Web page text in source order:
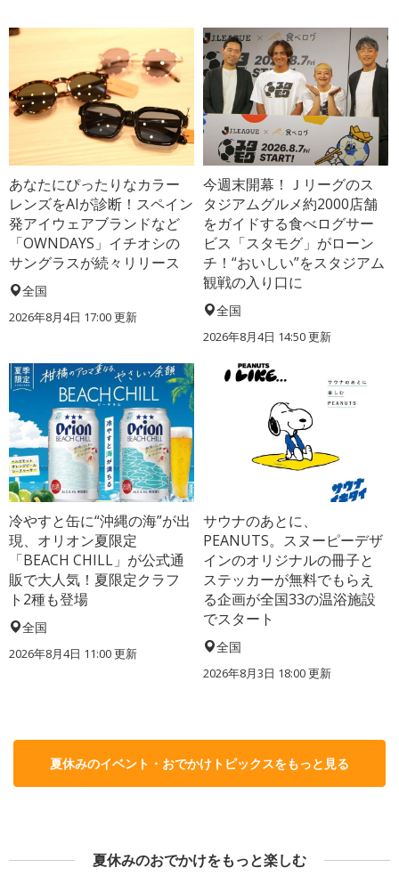
あなたにぴったりなカラー
レンズをAIが診断！スペイン
発アイウェアブランドなど
「OWNDAYS」イチオシの
サングラスが続々リリース
全国
2026年8月4日 17:00更新
今週末開幕！Ｊリーグのス
タジアムグルメ約2000店舗
をガイドする食べログサー
ビス「スタモグ」がローン
チ！“おいしい”をスタジアム
観戦の入り口に
全国
2026年8月4日 14:50更新
冷やすと缶に“沖縄の海”が出
現、オリオン夏限定
「BEACH CHILL」が公式通
販で大人気！夏限定クラフ
ト2種も登場
全国
2026年8月4日 11:00更新
サウナのあとに、
PEANUTS。スヌーピーデザ
インのオリジナルの冊子と
ステッカーが無料でもらえ
る企画が全国33の温浴施設
でスタート
全国
2026年8月3日 18:00更新
夏休みのイベント・おでかけトピックスをもっと見る
夏休みのおでかけをもっと楽しむ